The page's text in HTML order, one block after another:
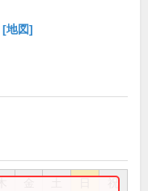
[地図]
祝